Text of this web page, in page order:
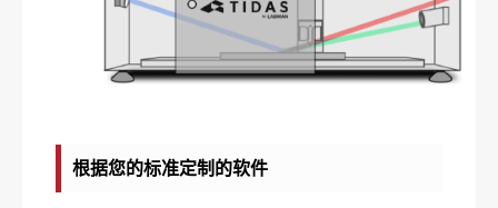
根据您的标准定制的软件